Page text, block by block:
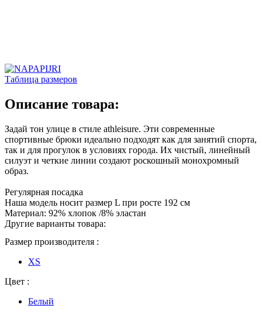
Таблица размеров
Описание товара:
Задай тон улице в стиле athleisure. Эти современные
спортивные брюки идеально подходят как для занятий спорта,
так и для прогулок в условиях города. Их чистый, линейный
силуэт и четкие линии создают роскошный монохромный
образ.
Регулярная посадка
Наша модель носит размер L при росте 192 см
Материал: 92% хлопок /8% эластан
Другие варианты товара:
Размер производителя :
XS
Цвет :
Белый